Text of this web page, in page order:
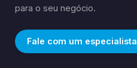
para o seu negócio.
Fale com um especialista